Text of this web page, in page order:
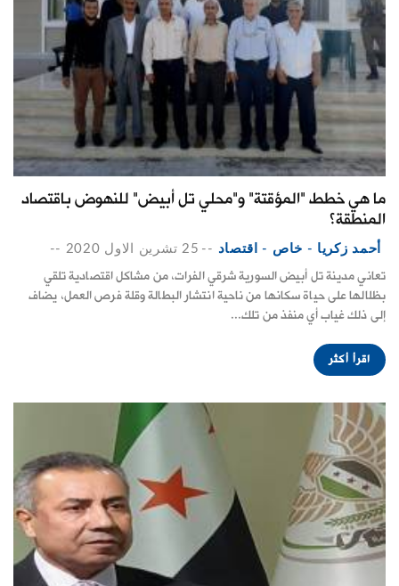
ما هي خطط "المؤقتة" و"محلي تل أبيض" للنهوض باقتصاد
المنطقة؟
أحمد زكريا - خاص - اقتصاد -- 25 تشرين الاول 2020 --
تعاني مدينة تل أبيض السورية شرقي الفرات، من مشاكل اقتصادية تلقي
بظلالها على حياة سكانها من ناحية انتشار البطالة وقلة فرص العمل، يضاف
إلى ذلك غياب أي منفذ من تلك...
اقرأ أكثر